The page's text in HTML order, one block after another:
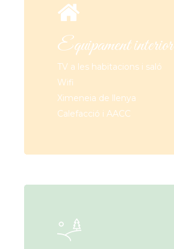
Equipament interior
TV a les habitacions i saló
Wifi
Ximeneia de llenya
Calefacció i AACC